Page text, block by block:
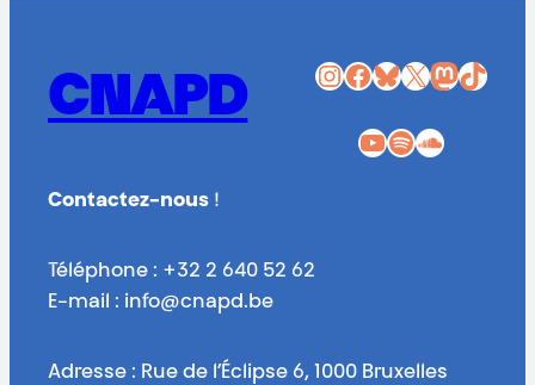
CNAPD InstagramFacebook Bluesky X Mastodon TikTok
YouTube Spotify SoundCloud
Contactez-nous !
Téléphone : +32 2 640 52 62
E-mail : info@cnapd.be
Adresse : Rue de l’Éclipse 6, 1000 Bruxelles